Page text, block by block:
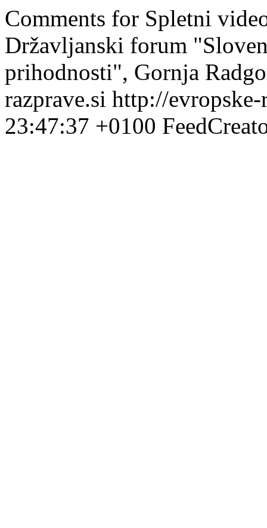
Comments for Spletni
Državljanski forum
prihodnosti", Gornja
razprave.si http://
23:47:37 +0100